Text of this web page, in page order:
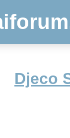
Djeco